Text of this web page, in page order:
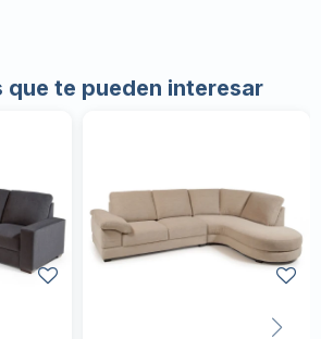
que te pueden interesar